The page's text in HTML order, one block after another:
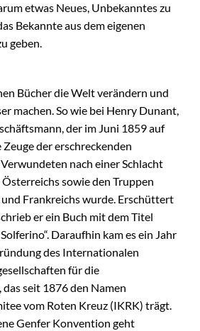
etwas Neues, Unbekanntes zu
Bekannte aus dem eigenen
geben.
Bücher die Welt verändern und
machen. So wie bei Henry Dunant,
der im Juni 1859 auf
der erschreckenden
nach einer Schlacht
sowie den Truppen
Frankreichs wurde. Erschüttert
er ein Buch mit dem Titel
Daraufhin kam es ein Jahr
des Internationalen
für die
seit 1876 den Namen
vom Roten Kreuz (IKRK) trägt.
Genfer Konvention geht